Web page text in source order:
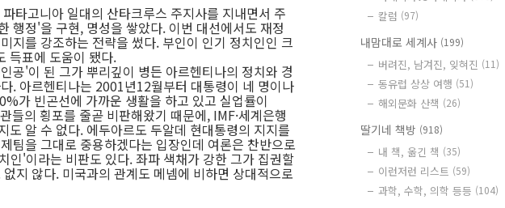
타고니아 일대의 산타크루스 주지사를 지내면서 주
행정'을 구현, 명성을 쌓았다. 이번 대선에서도 재정
지를 강조하는 전략을 썼다. 부인이 인기 정치인인 크
득표에 도움이 됐다.
공'이 된 그가 뿌리깊이 병든 아르헨티나의 정치와 경
. 아르헨티나는 2001년12월부터 대통령이 네 명이나
가 빈곤선에 가까운 생활을 하고 있고 실업률이
들의 횡포를 줄곧 비판해왔기 때문에, IMF·세계은행
도 알 수 없다. 에두아르도 두알데 현대통령의 지지를
팀을 그대로 중용하겠다는 입장인데 여론은 찬반으로
인'이라는 비판도 있다. 좌파 색채가 강한 그가 집권할
지 않다. 미국과의 관계도 메넴에 비하면 상대적으로
칼럼 (97)
내맘대로 세계사 (199)
버려진, 남겨진, 잊혀진 (11)
동유럽 상상 여행 (51)
해외문화 산책 (26)
딸기네 책방 (918)
내 책, 옮긴 책 (35)
이런저런 리스트 (59)
과학, 수학, 의학 등등 (104)